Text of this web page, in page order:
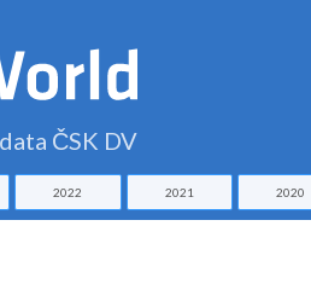
ČSK DV
2022 2021 2020